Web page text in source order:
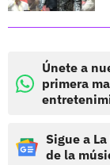
Únete a
primera
Sigue a
de la